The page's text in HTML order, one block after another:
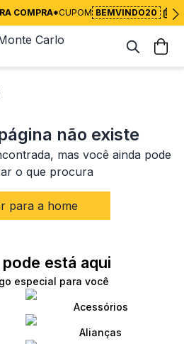
COMPRA*CUPOM BEMVINDO20
não existe
mas você ainda pode
o que procura
para a home
está aqui
especial para você
Acessórios
Alianças